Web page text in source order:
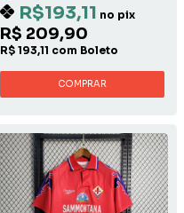
R$193,11 no pix
R$ 209,90
R$ 193,11 com Boleto
COMPRAR